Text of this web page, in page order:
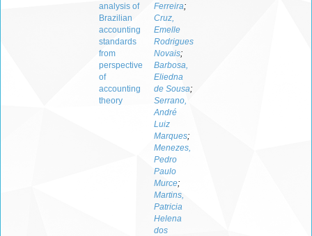
analysis of
Brazilian
accounting
standards
from
perspective
of
accounting
theory
Ferreira;
Cruz,
Emelle
Rodrigues
Novais;
Barbosa,
Eliedna
de Sousa;
Serrano,
André
Luiz
Marques;
Menezes,
Pedro
Paulo
Murce;
Martins,
Patricia
Helena
dos